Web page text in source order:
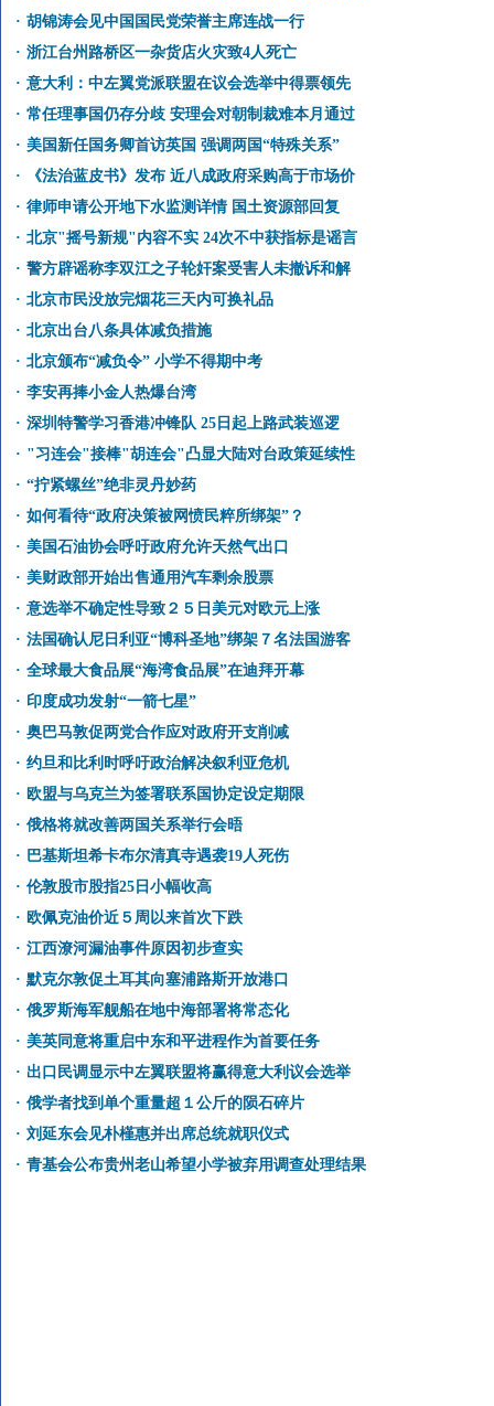
· 胡锦涛会见中国国民党荣誉主席连战一行
· 浙江台州路桥区一杂货店火灾致4人死亡
· 意大利：中左翼党派联盟在议会选举中得票领先
· 常任理事国仍存分歧 安理会对朝制裁难本月通过
· 美国新任国务卿首访英国 强调两国“特殊关系”
·
《法治蓝皮书》发布 近八成政府采购高于市场价
· 律师申请公开地下水监测详情 国土资源部回复
· 北京"摇号新规"内容不实 24次不中获指标是谣言
· 警方辟谣称李双江之子轮奸案受害人未撤诉和解
· 北京市民没放完烟花三天内可换礼品
· 北京出台八条具体减负措施
· 北京颁布“减负令” 小学不得期中考
· 李安再捧小金人热爆台湾
· 深圳特警学习香港冲锋队 25日起上路武装巡逻
· "习连会"接棒"胡连会"凸显大陆对台政策延续性
· “拧紧螺丝”绝非灵丹妙药
· 如何看待“政府决策被网愤民粹所绑架”？
· 美国石油协会呼吁政府允许天然气出口
· 美财政部开始出售通用汽车剩余股票
· 意选举不确定性导致２５日美元对欧元上涨
· 法国确认尼日利亚“博科圣地”绑架７名法国游客
· 全球最大食品展“海湾食品展”在迪拜开幕
· 印度成功发射“一箭七星”
· 奥巴马敦促两党合作应对政府开支削减
· 约旦和比利时呼吁政治解决叙利亚危机
· 欧盟与乌克兰为签署联系国协定设定期限
· 俄格将就改善两国关系举行会晤
· 巴基斯坦希卡布尔清真寺遇袭19人死伤
· 伦敦股市股指25日小幅收高
· 欧佩克油价近５周以来首次下跌
· 江西潦河漏油事件原因初步查实
· 默克尔敦促土耳其向塞浦路斯开放港口
· 俄罗斯海军舰船在地中海部署将常态化
· 美英同意将重启中东和平进程作为首要任务
· 出口民调显示中左翼联盟将赢得意大利议会选举
· 俄学者找到单个重量超１公斤的陨石碎片
· 刘延东会见朴槿惠并出席总统就职仪式
· 青基会公布贵州老山希望小学被弃用调查处理结果